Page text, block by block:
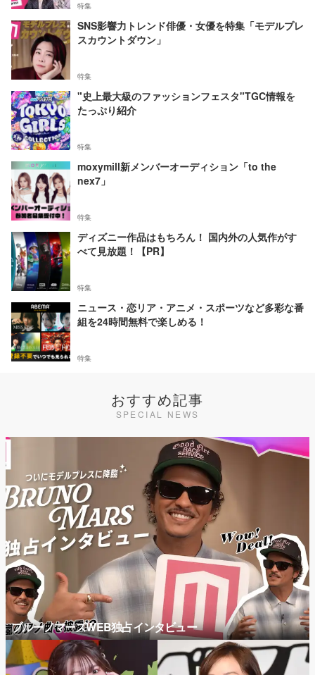
特集
SNS影響力トレンド俳優・女優を特集「モデルプレ
スカウントダウン」
特集
"史上最大級のファッションフェスタ"TGC情報を
たっぷり紹介
特集
moxymill新メンバーオーディション「to the
nex7」
特集
ディズニー作品はもちろん！ 国内外の人気作がす
べて見放題！【PR】
特集
ニュース・恋リア・アニメ・スポーツなど多彩な番
組を24時間無料で楽しめる！
特集
おすすめ記事
SPECIAL NEWS
ブルーノマーズWEB独占インタビュー